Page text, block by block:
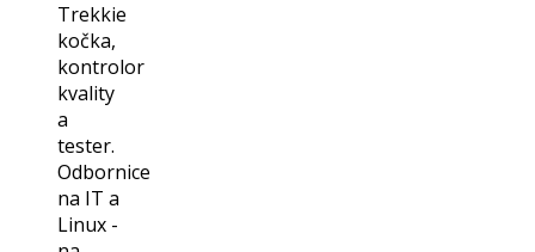
Trekkie
kočka,
kontrolor
kvality
a
tester.
Odbornice
na IT a
Linux -